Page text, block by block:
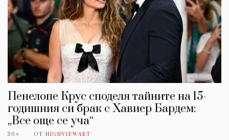
Пенелопе Крус споделя тайните на 15-
годишния си брак с Хавиер Бардем:
„Все още се уча“
30+ ОТ HIGHVIEWART